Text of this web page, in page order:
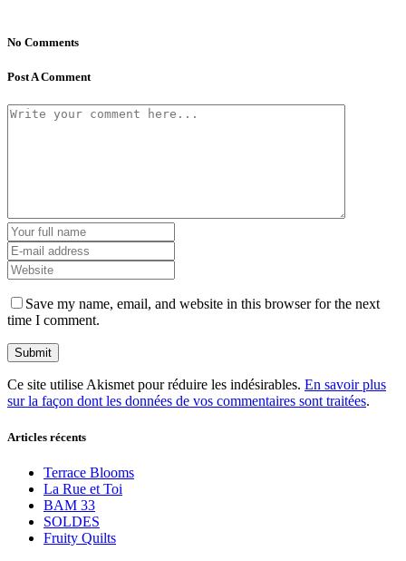
No Comments
Post A Comment
Save my name, email, and website in this browser for the next
time I comment.
Ce site utilise Akismet pour réduire les indésirables. En savoir plus
sur la façon dont les données de vos commentaires sont traitées.
Articles récents
Terrace Blooms
La Rue et Toi
BAM 33
SOLDES
Fruity Quilts